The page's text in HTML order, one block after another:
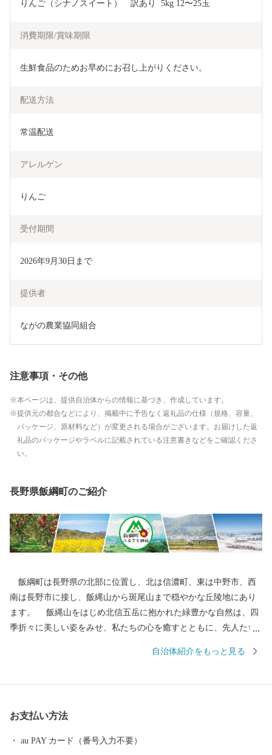
りんご（シナノスイート）　訳あり  5kg 12〜25玉
消費期限/賞味期限
生鮮食品のためお早めにお召し上がりください。
配送方法
常温配送
アレルゲン
りんご
受付期間
2026年9月30日まで
提供者
ながの農業協同組合
注意事項・その他
本ページは、提供自治体からの情報に基づき、作成しています。
提供元の都合などにより、掲載中に予告なく返礼品の仕様（規格、容量、
パッケージ、原材料など）が変更される場合がございます。お届けした返
礼品のパッケージやラベルに記載されている注意書きなどをご確認くださ
い。
長野県飯綱町のご紹介
飯綱町は長野県の北部に位置し、北は信濃町、東は中野市、西
南は長野市に接し、飯縄山から斑尾山まで穏やかな丘陵地にあり
ます。 飯縄山をはじめ北信五岳に抱かれた緑豊かな自然は、四
季折々に美しい姿をみせ、私たちの心を癒すとともに、先人たち
私たちの生活すべての基盤となっています。 その豊かな自然と
ど果樹の一大産地として発展してきました。 大自然に囲まれ四
自治体紹介をもっと見る
お支払い方法
au PAY カード（番号入力不要）